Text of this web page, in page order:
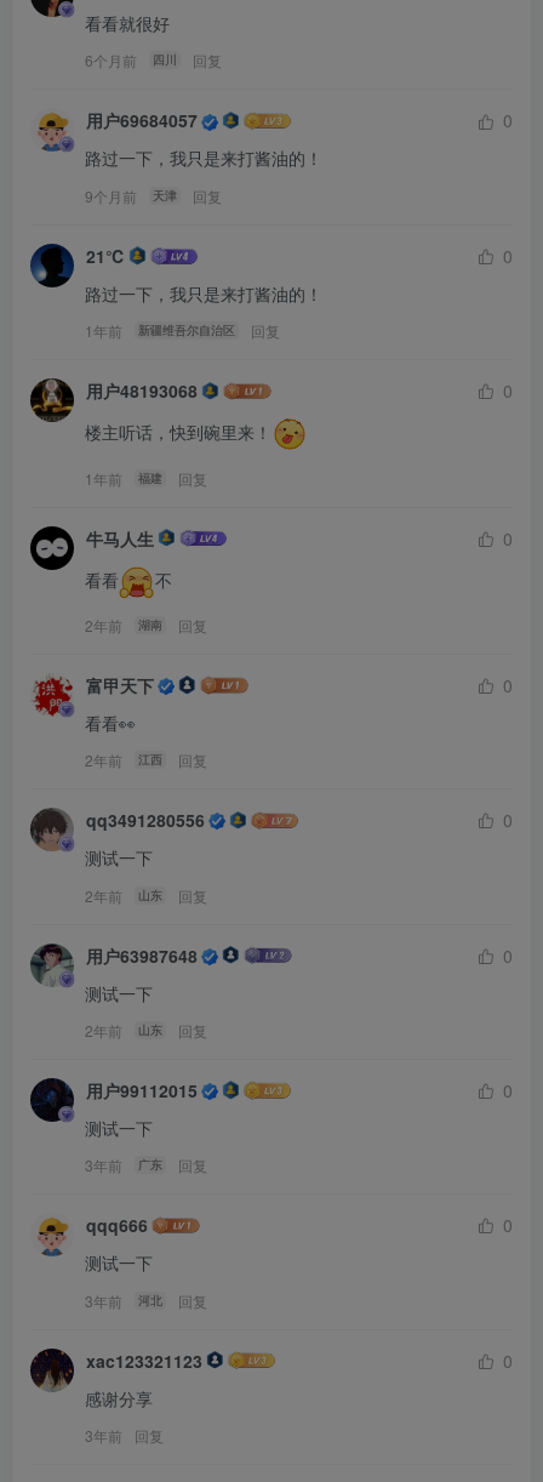
看看就很好
6个月前 四川 回复
用户69684057
0
路过一下，我只是来打酱油的！
9个月前 天津 回复
21℃
0
路过一下，我只是来打酱油的！
1年前 新疆维吾尔自治区 回复
用户48193068
0
楼主听话，快到碗里来！
1年前 福建 回复
牛马人生
0
看看
不
2年前 湖南 回复
富甲天下
0
看看👀
2年前 江西 回复
qq3491280556
0
测试一下
2年前 山东 回复
用户63987648
0
测试一下
2年前 山东 回复
用户99112015
0
测试一下
3年前 广东 回复
qqq666
0
测试一下
3年前 河北 回复
xac123321123
0
感谢分享
3年前 回复